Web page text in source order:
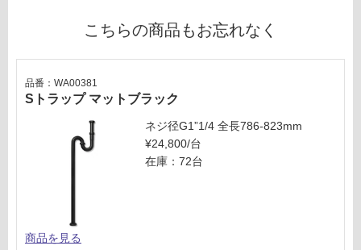
こちらの商品もお忘れなく
Sトラップ マットブラック
品番：WA00381
ネジ径G1”1/4 全長786-823mm
¥24,800/台
在庫：72台
商品を見る